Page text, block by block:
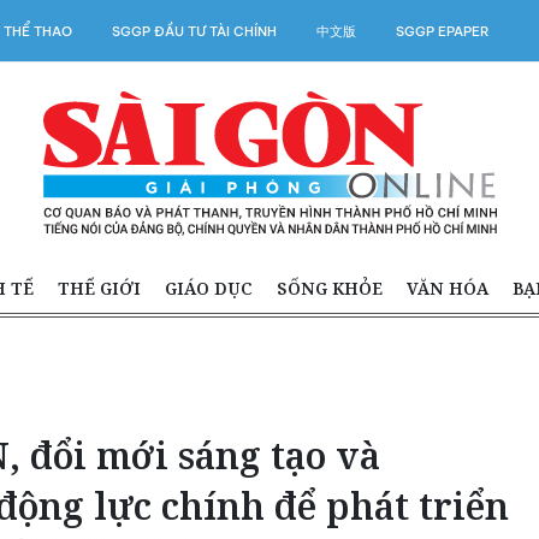
THỂ THAO SGGP ĐẦU TƯ TÀI CHÍNH 中文版 SGGP EPAPER
TẾ THẾ GIỚI GIÁO DỤC SỐNG KHỎE VĂN HÓA
đổi mới sáng tạo và
lực chính để phát triển